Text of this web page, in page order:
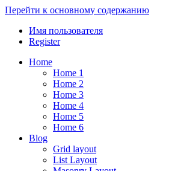
Перейти к основному содержанию
Имя пользователя
Register
Home
Home 1
Home 2
Home 3
Home 4
Home 5
Home 6
Blog
Grid layout
List Layout